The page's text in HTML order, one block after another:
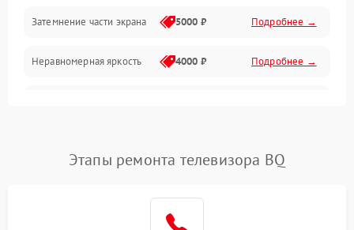
Механические повреждения
Программное обеспечение
Сеть и подключения
Затемнение части экрана 5000 ₽ Подробнее →
Неравномерная яркость 4000 ₽ Подробнее →
Этапы ремонта телевизора BQ